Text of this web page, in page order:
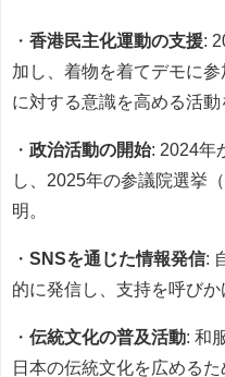
・ 香港民主化運動の支援:
加し、着物を着てデモに
に対する意識を高める活動
・ 政治活動の開始: 2024年
し、2025年の参議院選挙
明。
・ SNSを通じた情報発信:
的に発信し、支持を呼びか
・ 伝統文化の普及活動: 和
日本の伝統文化を広める